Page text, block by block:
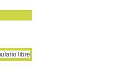
libre